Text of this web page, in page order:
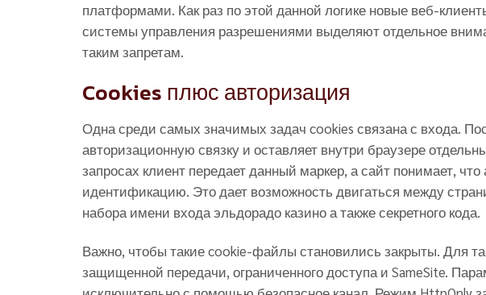
платформами. Как раз по этой данной логике новые веб-
системы управления разрешениями выделяют отдельное
таким запретам.
Cookies плюс авторизация
Одна среди самых значимых задач cookies связана с входа.
авторизационную связку и оставляет внутри браузере
запросах клиент передает данный маркер, а сайт понимает,
идентификацию. Это дает возможность двигаться между
набора имени входа эльдорадо казино а также секретного кода.
Важно, чтобы такие cookie-файлы становились закрыты. Для
защищенной передачи, ограниченного доступа и SameSite.